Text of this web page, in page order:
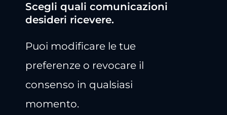
Scegli quali comunicazioni
desideri ricevere.
Puoi modificare le tue
preferenze o revocare il
consenso in qualsiasi
momento.